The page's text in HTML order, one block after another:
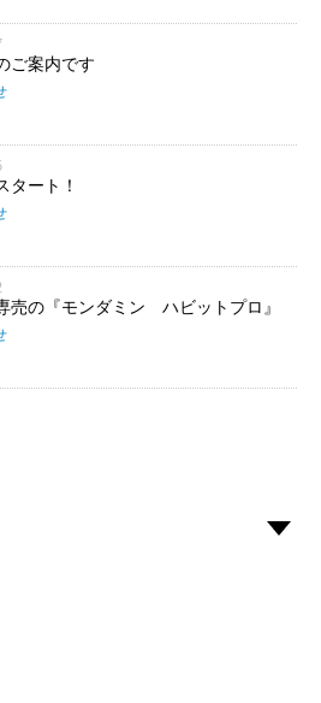
ご案内です
タート！
売の『モンダミン ハビットプロ』